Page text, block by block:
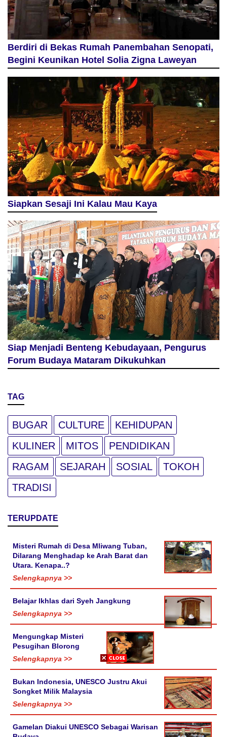
Berdiri di Bekas Rumah Panembahan Senopati,
Begini Keunikan Hotel Solia Zigna Laweyan
Siapkan Sesaji Ini Kalau Mau Kaya
Siap Menjadi Benteng Kebudayaan, Pengurus
Forum Budaya Mataram Dikukuhkan
TAG
BUGAR CULTURE
KEHIDUPAN
KULINER
MITOS
PENDIDIKAN
RAGAM
SEJARAH SOSIAL
TOKOH
TRADISI
TERUPDATE
Misteri Rumah di Desa Mliwang Tuban,
Dilarang Menghadap ke Arah Barat dan
Utara. Kenapa..?
Selengkapnya >>
Belajar Ikhlas dari Syeh Jangkung
Selengkapnya >>
Mengungkap Misteri
Pesugihan Blorong
Selengkapnya >>
Bukan Indonesia, UNESCO Justru Akui
Songket Milik Malaysia
Selengkapnya >>
Gamelan Diakui UNESCO Sebagai Warisan